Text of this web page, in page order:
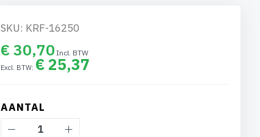
SKU: KRF-16250
€ 30,70
€ 25,37
AANTAL